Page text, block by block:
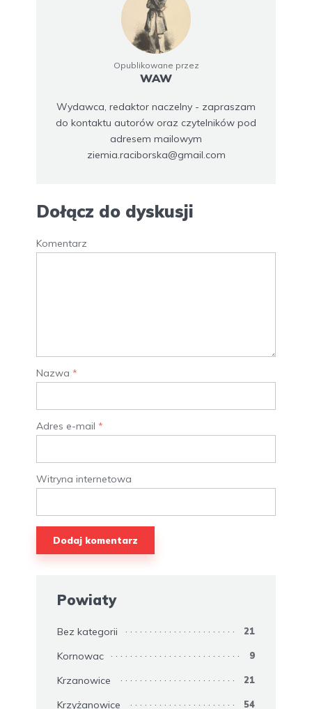
Opublikowane przez
WAW
Wydawca, redaktor naczelny - zapraszam
do kontaktu autorów oraz czytelników pod
adresem mailowym
ziemia.raciborska@gmail.com
Dołącz do dyskusji
Komentarz
Nazwa *
Adres e-mail *
Witryna internetowa
Powiaty
Bez kategorii 21
Kornowac 9
Krzanowice 21
Krzyżanowice 54